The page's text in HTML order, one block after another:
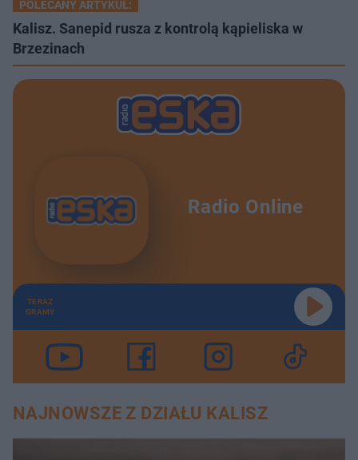
POLECANY ARTYKUŁ:
Kalisz. Sanepid rusza z kontrolą kąpieliska w
Brzezinach
Radio Online
TERAZ
GRAMY
NAJNOWSZE Z DZIAŁU KALISZ